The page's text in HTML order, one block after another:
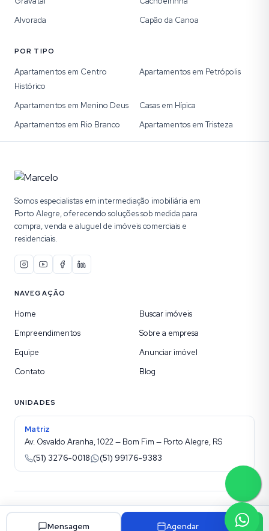
Mensagem Agendar
Alvorada
Capão da Canoa
POR TIPO
Apartamentos em Centro
Histórico
Apartamentos em Petrópolis
Apartamentos em Menino Deus
Casas em Hípica
Apartamentos em Rio Branco
Apartamentos em Tristeza
Somos especialistas em intermediação imobiliária em
Porto Alegre, oferecendo soluções sob medida para
compra, venda e aluguel de imóveis comerciais e
residenciais.
NAVEGAÇÃO
Home
Buscar imóveis
Empreendimentos
Sobre a empresa
Equipe
Anunciar imóvel
Contato
Blog
UNIDADES
Matriz
Av. Osvaldo Aranha, 1022 — Bom Fim — Porto Alegre, RS
(51) 3276-0018
(51) 99176-9383
©2026Kotel Imobiliária. Todos os direitos reservados.
Site para imobiliárias Superadmin
Política de privacidade